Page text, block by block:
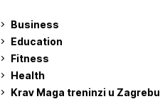
Business
Education
Fitness
Health
Krav Maga treninzi u Zagrebu